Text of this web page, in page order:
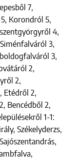
7,
Korondról 5,
4,
3,
3,
2,
2,
Etédről 2,
Bencédből 2,
1-1:
Székelyderzs,